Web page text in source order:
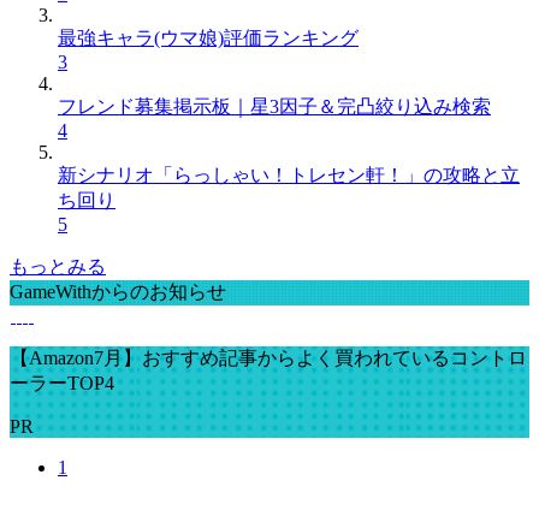
最強キャラ(ウマ娘)評価ランキング
3
フレンド募集掲示板｜星3因子＆完凸絞り込み検索
4
新シナリオ「らっしゃい！トレセン軒！」の攻略と立
ち回り
5
もっとみる
GameWithからのお知らせ
【Amazon7月】おすすめ記事からよく買われているコントロ
ーラーTOP4
PR
1